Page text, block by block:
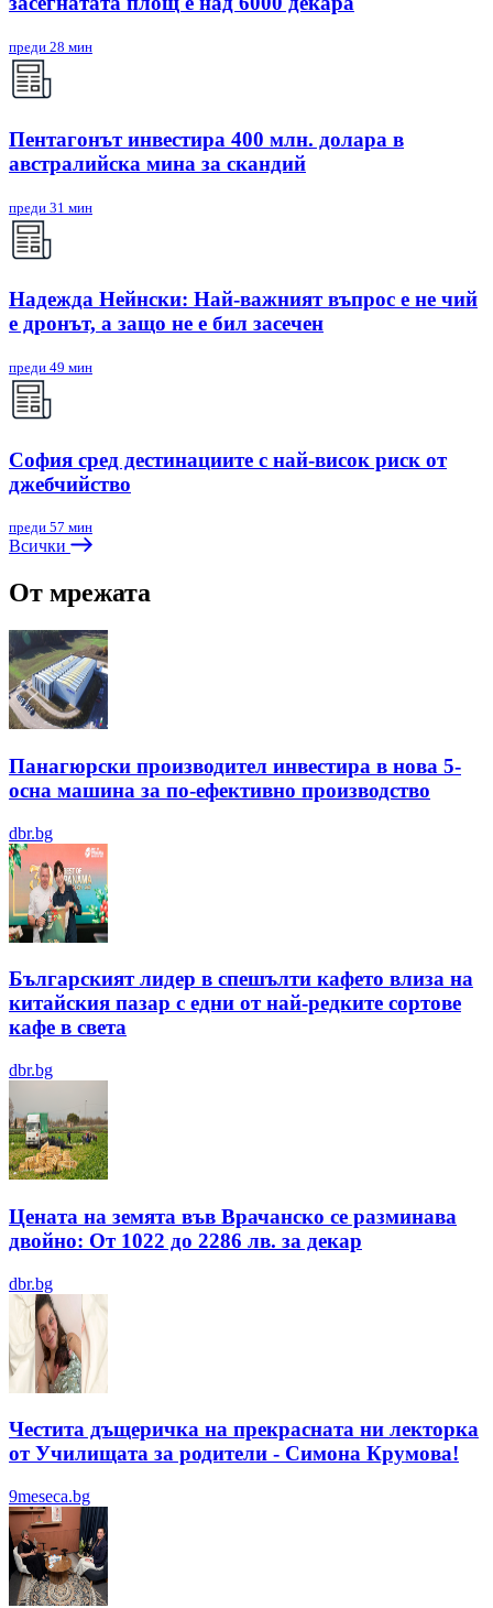
преди 28 мин
Пентагонът инвестира 400 млн. долара в
австралийска мина за скандий
преди 31 мин
Надежда Нейнски: Най-важният въпрос е не чий
е дронът, а защо не е бил засечен
преди 49 мин
София сред дестинациите с най-висок риск от
джебчийство
преди 57 мин
Всички
От мрежата
Панагюрски производител инвестира в нова 5-
осна машина за по-ефективно производство
dbr.bg
Българският лидер в спешълти кафето влиза на
китайския пазар с едни от най-редките сортове
кафе в света
dbr.bg
Цената на земята във Врачанско се разминава
двойно: От 1022 до 2286 лв. за декар
dbr.bg
Честита дъщеричка на прекрасната ни лекторка
от Училищата за родители - Симона Крумова!
9meseca.bg